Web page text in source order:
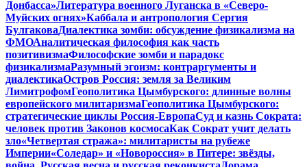
Донбасса»Литература военного Луганска в «Северо-
Муйских огнях»Каббала и антропология Сергия
БулгаковаДиалектика зомби: обсуждение физикализма на
ФМОАналитическая философия как часть
позитивизмаФилософские зомби и парадокс
физикализмаРазумный эгоизм: контраргументы и
диалектикаОстров Россия: земля за Великим
ЛимитрофомГеополитика Цымбурского: длинные волны
европейского милитаризмаГеополитика Цымбурского:
стратегические циклы Россия-ЕвропаСуд и казнь Сократа:
человек против Законов космосаКак Сократ учит делать
зло«Четвертая стража»: милитаристы на рубеже
Империи«Соледар» и «Новороссия» в Питере: звёзды,